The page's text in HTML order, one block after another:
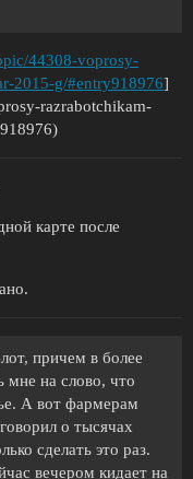
44308-voprosy-
2015-g/#entry918976]
razrabotchikam-
)
карте после
причем в более
на слово, что
А вот фармерам
о тысячах
сделать это раз.
вечером кидает на